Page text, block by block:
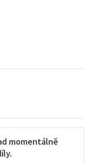
momentálně